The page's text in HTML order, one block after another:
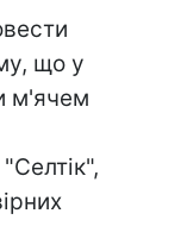
що у
м'ячем